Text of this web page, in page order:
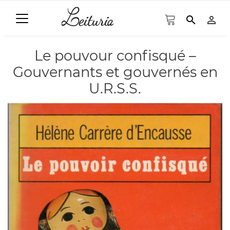
search person_outline
Le pouvour confisqué –
Gouvernants et gouvernés en
U.R.S.S.